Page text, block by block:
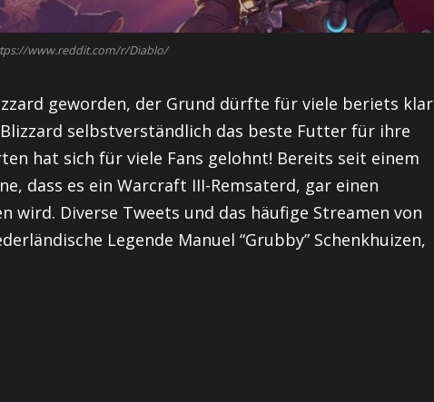
www.reddit.com/r/Diablo/
geworden, der Grund dürfte für viele beriets klar
selbstverständlich das beste Futter für ihre
hat sich für viele Fans gelohnt! Bereits seit einem
dass es ein Warcraft III-Remsaterd, gar einen
wird. Diverse Tweets und das häufige Streamen von
Legende Manuel “Grubby” Schenkhuizen,